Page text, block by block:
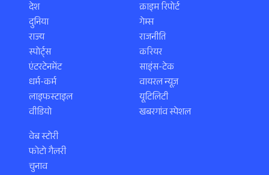
देश
दुनिया
राज्य
स्पोर्ट्स
एंटरटेनमेंट
धर्म-कर्म
लाइफस्टाइल
वीडियो
क्राइम रिपोर्ट
गेम्स
राजनीति
करियर
साइंस-टेक
वायरल न्यूज़
यूटिलिटी
खबरगांव स्पेशल
वेब स्टोरी
फोटो गैलरी
चुनाव